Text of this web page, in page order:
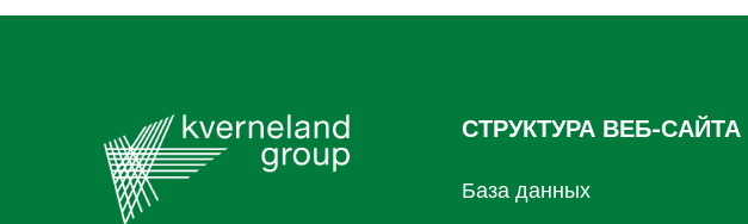
СТРУКТУРА ВЕБ-САЙТА
База данных